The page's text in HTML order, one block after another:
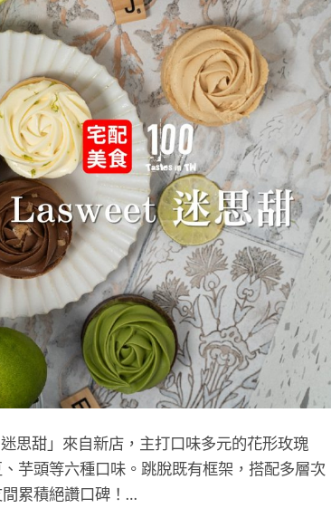
思甜」來自新店，主打口味多元的花形玫瑰
芋頭等六種口味。跳脫既有框架，搭配多層次
累積絕讚口碑！…